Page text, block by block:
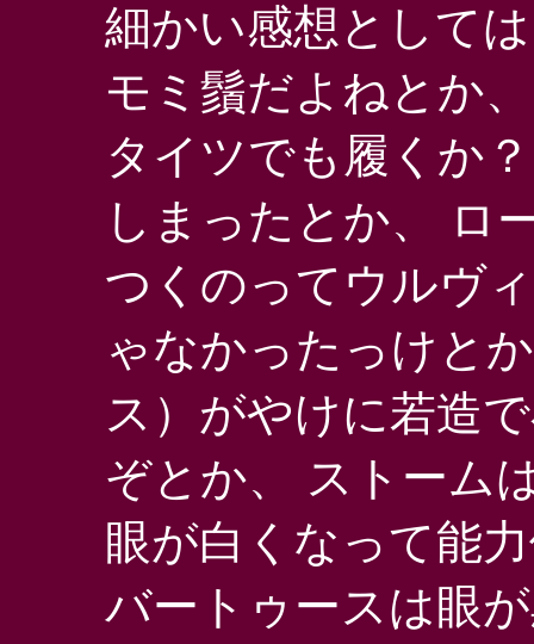
細かい感想として
モミ鬚だよねとか
タイツでも履くか
しまったとか、 ロ
つくのってウルヴ
ゃなかったっけと
ス）がやけに若造
ぞとか、 ストーム
眼が白くなって能
バートゥースは眼